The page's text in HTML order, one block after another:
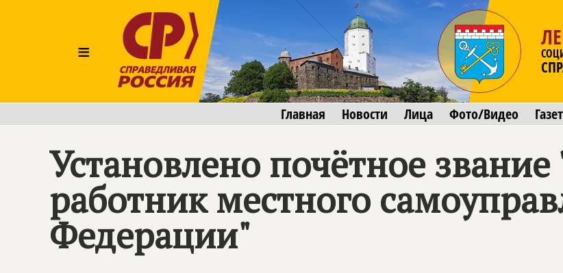
≡
Главная Новости Лица Фото/Видео
Установлено почётное
работник местного
Федерации"